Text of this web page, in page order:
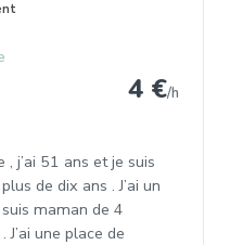
4 €/h
j’ai 51 ans et je suis
de dix ans . J’ai un
maman de 4
une place de